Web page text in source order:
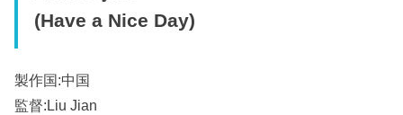
(Have a Nice Day)
製作国:中国
監督:Liu Jian